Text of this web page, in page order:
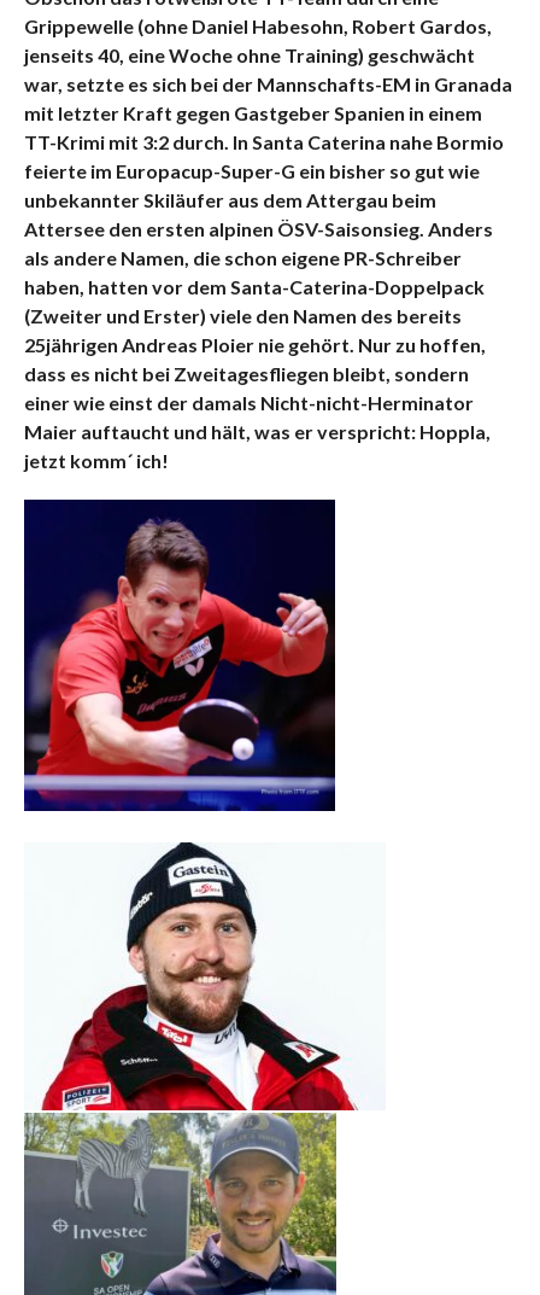
Grippewelle (ohne Daniel Habesohn, Robert Gardos,
jenseits 40, eine Woche ohne Training) geschwächt
war, setzte es sich bei der Mannschafts-EM in Granada
mit letzter Kraft gegen Gastgeber Spanien in einem
TT-Krimi mit 3:2 durch. In Santa Caterina nahe Bormio
feierte im Europacup-Super-G ein bisher so gut wie
unbekannter Skiläufer aus dem Attergau beim
Attersee den ersten alpinen ÖSV-Saisonsieg. Anders
als andere Namen, die schon eigene PR-Schreiber
haben, hatten vor dem Santa-Caterina-Doppelpack
(Zweiter und Erster) viele den Namen des bereits
25jährigen Andreas Ploier nie gehört. Nur zu hoffen,
dass es nicht bei Zweitagesfliegen bleibt, sondern
einer wie einst der damals Nicht-nicht-Herminator
Maier auftaucht und hält, was er verspricht: Hoppla,
jetzt komm´ ich!